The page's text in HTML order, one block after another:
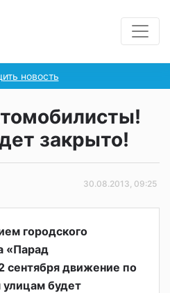
новость
закрыто!
30.08.2013, 09:25
городского
«Парад
сентября движение по
улицам будет